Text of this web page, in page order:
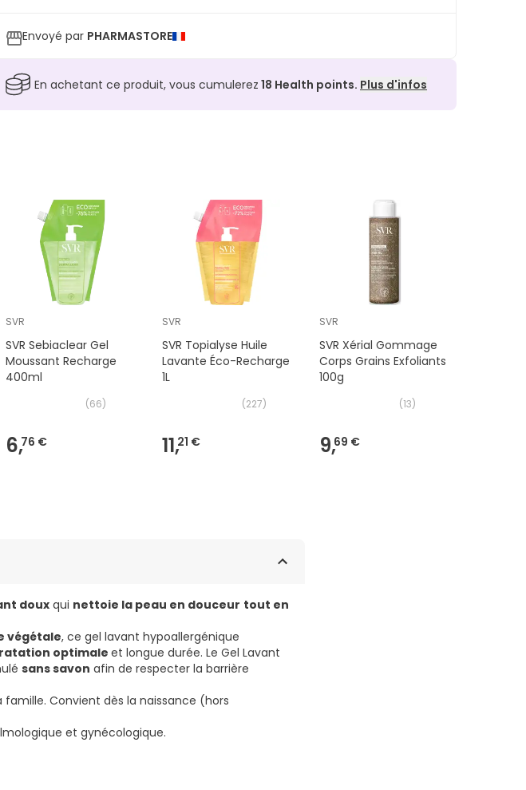
Envoyé par PHARMASTORE
En achetant ce produit, vous cumulerez 18 Health points. Plus d'infos
SVR
SVR Sebiaclear Gel
Moussant Recharge
400ml
(66)
6,76 €
SVR
SVR Topialyse Huile
Lavante Éco-Recharge
1L
(227)
11,21 €
SVR
SVR Xérial Gommage
Corps Grains Exfoliants
100g
(13)
9,69 €
doux qui nettoie la peau en douceur tout en
végétale, ce gel lavant hypoallergénique
optimaleet longue durée. Le Gel Lavant
sans savon afin de respecter la barrière
Convient dès la naissance (hors
et gynécologique.